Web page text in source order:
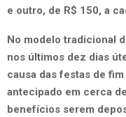
e outro, de R$ 150, a
No modelo tradicional
nos últimos dez dias
causa das festas de
antecipado em cerca
benefícios serem